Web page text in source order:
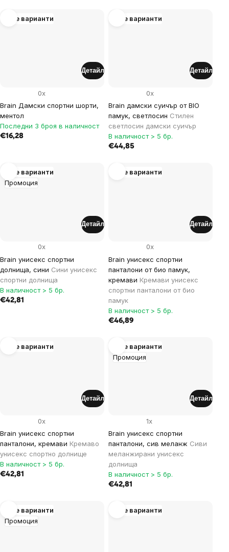
Още варианти
Brain Дамски спортни шорти,
ментол
0x
Последни 3 броя в наличност
€16,28
Детайл
Още варианти
Brain дамски суичър от BIO
памук, светлосин Стилен
светлосин дамски суичър
0x
В наличност > 5 бр.
€44,85
Детайл
Промоция
Още варианти
Brain унисекс спортни
долнища, сини Сини унисекс
спортни долнища
0x
В наличност > 5 бр.
€42,81
Детайл
Още варианти
Brain унисекс спортни
панталони от био памук,
кремави Кремави унисекс
спортни панталони от био
памук
0x
В наличност > 5 бр.
€46,89
Детайл
Още варианти
Brain унисекс спортни
панталони, кремави Кремаво
унисекс спортно долнище
0x
В наличност > 5 бр.
€42,81
Детайл
Промоция
Още варианти
Brain унисекс спортни
панталони, сив меланж Сиви
меланжирани унисекс
долнища
1x
В наличност > 5 бр.
€42,81
Детайл
Промоция
Още варианти Още варианти